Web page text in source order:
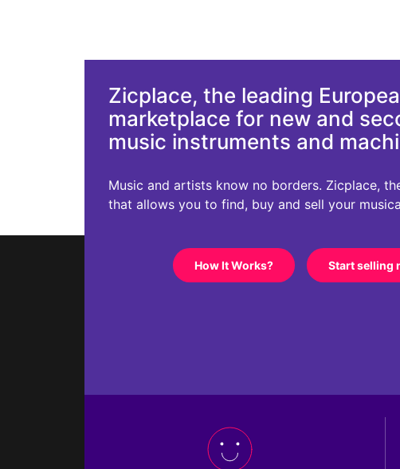
Zicplace, the leading
marketplace for new and
music instruments and
Music and artists know no borders. Zicplace,
that allows you to find, buy and sell your
How It Works? Start selling